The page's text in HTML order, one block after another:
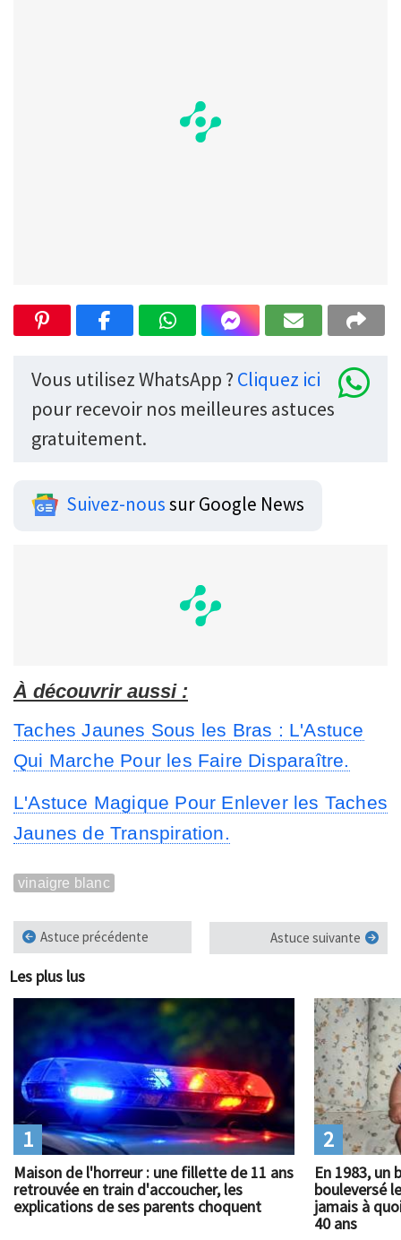
Vous utilisez WhatsApp ? Cliquez ici
pour recevoir nos meilleures astuces
gratuitement.
Suivez-noussur Google News
À découvrir aussi :
Taches Jaunes Sous les Bras : L'Astuce
Qui Marche Pour les Faire Disparaître.
L'Astuce Magique Pour Enlever les Taches
Jaunes de Transpiration.
vinaigre blanc
Astuce précédente Astuce suivante
Les plus lus
Maison de l'horreur : une fillette de 11 ans
retrouvée en train d'accoucher, les
explications de ses parents choquent
1
En 1983, un
bouleversé
jamais à
40 ans
2